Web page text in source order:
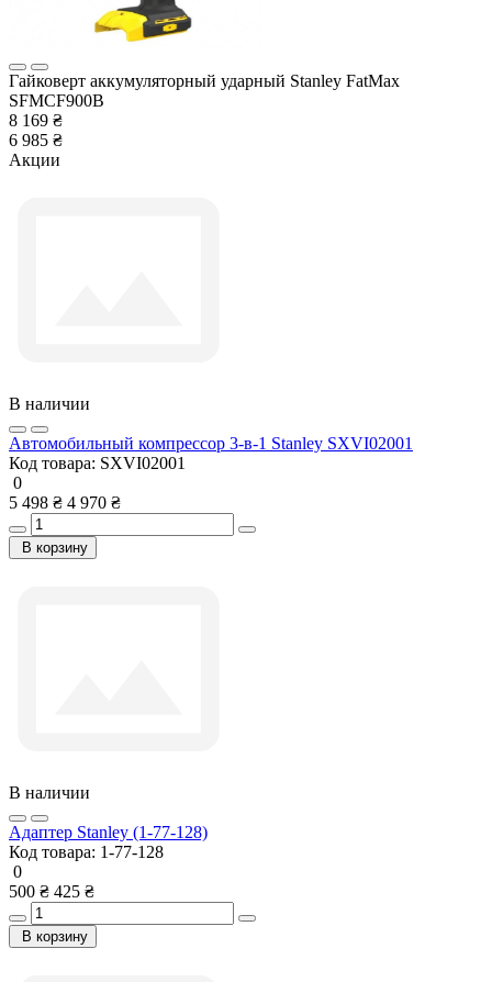
Гайковерт аккумуляторный ударный Stanley FatMax
SFMCF900B
8 169 ₴
6 985 ₴
Акции
В наличии
Автомобильный компрессор 3-в-1 Stanley SXVI02001
Код товара: SXVI02001
0
5 498 ₴ 4 970 ₴
В корзину
В наличии
Адаптер Stanley (1-77-128)
Код товара: 1-77-128
0
500 ₴ 425 ₴
В корзину